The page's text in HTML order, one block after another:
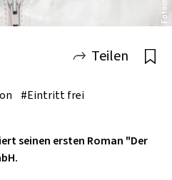
Teilen
#Eintritt frei
seinen ersten Roman "Der